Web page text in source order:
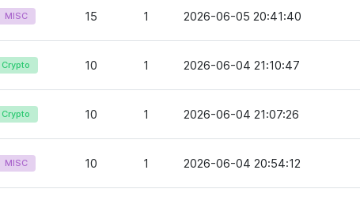
MISC 15 1 2026-06-05 20:41:40
Crypto 10 1 2026-06-04 21:10:47
Crypto 10 1 2026-06-04 21:07:26
MISC 10 1 2026-06-04 20:54:12